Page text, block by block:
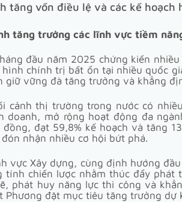
tăng vốn điều lệ và các kế
tăng trưởng các lĩnh vực tiềm
đầu năm 2025 chứng kiến
chính trị bất ổn tại nhiều quốc
giữ vững đà tăng trưởng và khẳng
cảnh thị trường trong nước có
doanh, mở rộng hoạt động đa
đồng, đạt 59,8% kế hoạch và tăng
nhận nhiều cơ hội bứt phá.
vực Xây dựng, cùng định hướng
tính chiến lược nhằm thúc đẩy
phát huy năng lực thi công và
Phương đặt mục tiêu tăng trưởng dự